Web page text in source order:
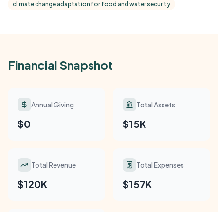
climate change adaptation for food and water security
Financial Snapshot
Annual Giving
$0
Total Assets
$15K
Total Revenue
$120K
Total Expenses
$157K